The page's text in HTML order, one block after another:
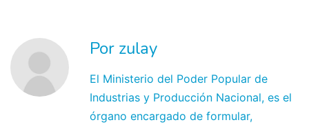
Por zulay
El Ministerio del Poder Popular de
Industrias y Producción Nacional, es el
órgano encargado de formular,